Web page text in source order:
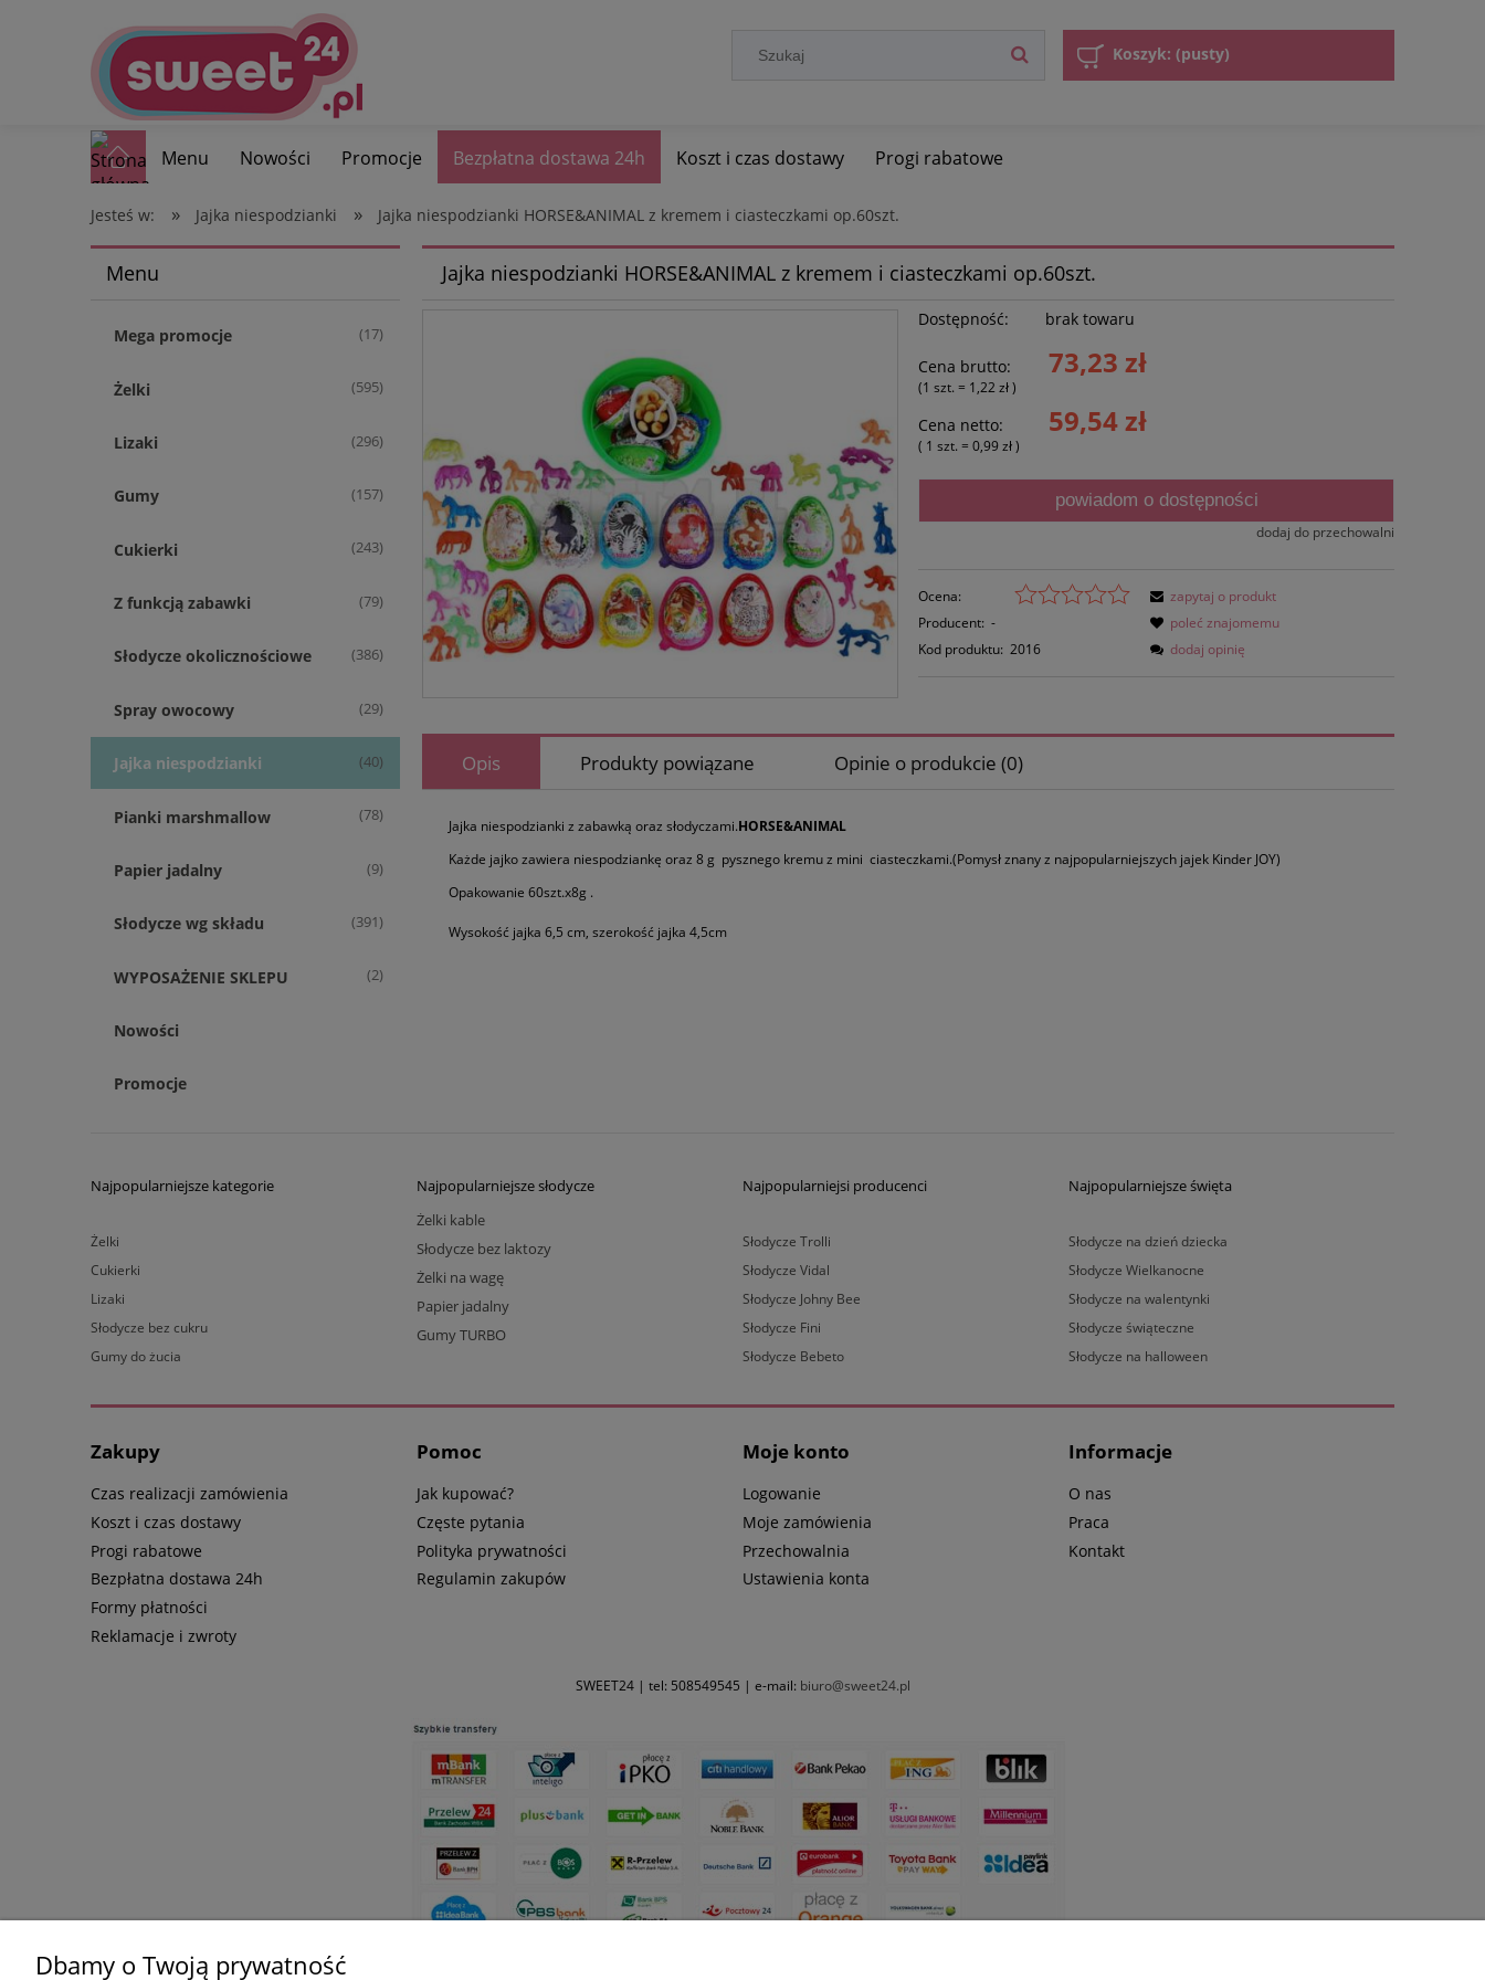
Koszyk: (pusty)
Menu Nowości Promocje Bezpłatna dostawa 24h Koszt i czas dostawy Progi rabatowe
Jesteś w: » Jajka niespodzianki » Jajka niespodzianki HORSE&ANIMAL z kremem i ciasteczkami op.60szt.
Menu
Mega promocje (17)
Żelki (595)
Lizaki (296)
Gumy (157)
Cukierki (243)
Z funkcją zabawki (79)
Słodycze okolicznościowe (386)
Spray owocowy (29)
Jajka niespodzianki (40)
Pianki marshmallow (78)
Papier jadalny (9)
Słodycze wg składu (391)
WYPOSAŻENIE SKLEPU (2)
Nowości
Promocje
Jajka niespodzianki HORSE&ANIMAL z kremem i ciasteczkami op.60szt.
Dostępność: brak towaru
Cena brutto: 73,23 zł
(1szt. = 1,22 zł)
Cena netto: 59,54 zł
( 1szt. =0,99 zł)
powiadom o dostępności
dodaj do przechowalni
Ocena:
Producent: -
Kod produktu: 2016
zapytaj o produkt
poleć znajomemu
dodaj opinię
Opis Produkty powiązane Opinie o produkcie (0)
Jajka niespodzianki z zabawką oraz słodyczami.HORSE&ANIMAL
Każde jajko zawiera niespodziankę oraz 8 g pysznego kremu z mini ciasteczkami.(Pomysł znany z najpopularniejszych jajek Kinder JOY)
Opakowanie 60szt.x8g .
Wysokość jajka 6,5 cm, szerokość jajka 4,5cm
Najpopularniejsze kategorie
Żelki
Cukierki
Lizaki
Słodycze bez cukru
Gumy do żucia
Najpopularniejsze słodycze
Żelki kable
Słodycze bez laktozy
Żelki na wagę
Papier jadalny
Gumy TURBO
Najpopularniejsi producenci
Słodycze Trolli
Słodycze Vidal
Słodycze Johny Bee
Słodycze Fini
Słodycze Bebeto
Najpopularniejsze święta
Słodycze na dzień dziecka
Słodycze Wielkanocne
Słodycze na walentynki
Słodycze świąteczne
Słodycze na halloween
Zakupy
Czas realizacji zamówienia
Koszt i czas dostawy
Progi rabatowe
Bezpłatna dostawa 24h
Formy płatności
Reklamacje i zwroty
Pomoc
Jak kupować?
Częste pytania
Polityka prywatności
Regulamin zakupów
Moje konto
Logowanie
Moje zamówienia
Przechowalnia
Ustawienia konta
Informacje
O nas
Praca
Kontakt
SWEET24 | tel: 508549545 | e-mail: biuro@sweet24.pl
Dbamy o Twoją prywatność